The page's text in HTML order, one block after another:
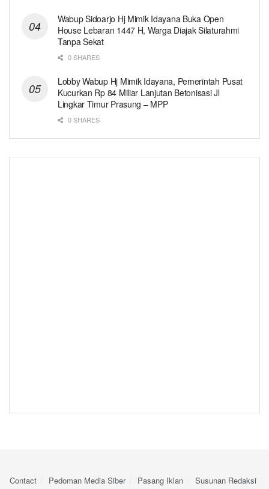
Wabup Sidoarjo Hj Mimik Idayana Buka Open
House Lebaran 1447 H, Warga Diajak Silaturahmi
Tanpa Sekat
0 SHARES
Lobby Wabup Hj Mimik Idayana, Pemerintah Pusat
Kucurkan Rp 84 Miliar Lanjutan Betonisasi Jl
Lingkar Timur Prasung – MPP
0 SHARES
Contact Pedoman Media Siber Pasang Iklan Susunan Redaksi